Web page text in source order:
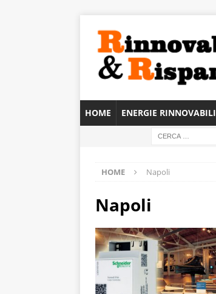
HOME ENERGIE RINNOVABILI
HOME Napoli
Napoli